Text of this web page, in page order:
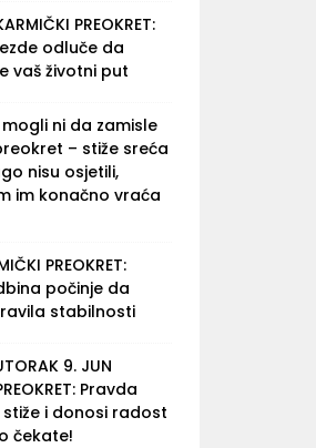
PREOKRET:
odluče da
vaš životni put
mogli ni da zamisle
– stiže sreća
nisu osjetili,
im konačno vraća
PREOKRET:
počinje da
stabilnosti
9. JUN
Pravda
i donosi radost
čekate!